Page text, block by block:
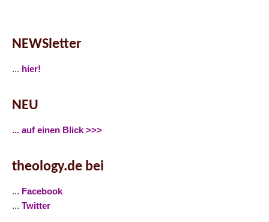
NEWSletter
... hier!
NEU
... auf einen Blick >>>
theology.de bei
... Facebook
... Twitter